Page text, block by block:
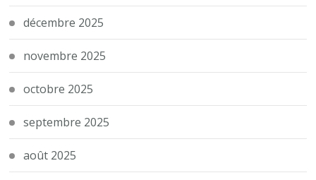
décembre 2025
novembre 2025
octobre 2025
septembre 2025
août 2025